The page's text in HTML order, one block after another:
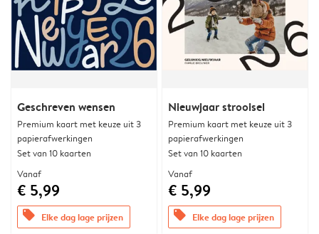
Geschreven wensen
Premium kaart met keuze uit 3
papierafwerkingen
Set van 10 kaarten
Vanaf
€ 5,99
offers Elke dag lage prijzen
Nieuwjaar strooisel
Premium kaart met keuze uit 3
papierafwerkingen
Set van 10 kaarten
Vanaf
€ 5,99
offers Elke dag lage prijzen